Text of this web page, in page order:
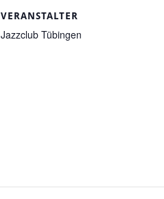
VERANSTALTER
Jazzclub Tübingen